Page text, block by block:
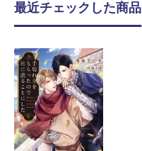
最近チェックした商品